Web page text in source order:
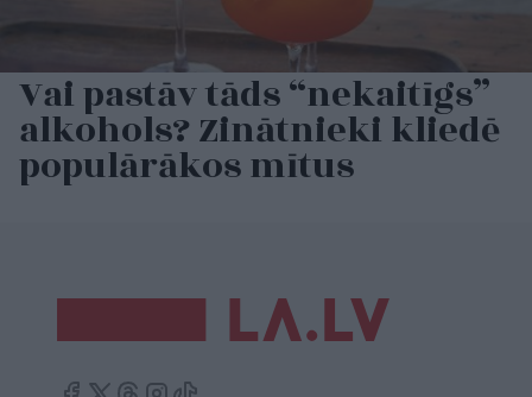
Vai pastāv tāds “nekaitīgs”
alkohols? Zinātnieki kliedē
populārākos mītus